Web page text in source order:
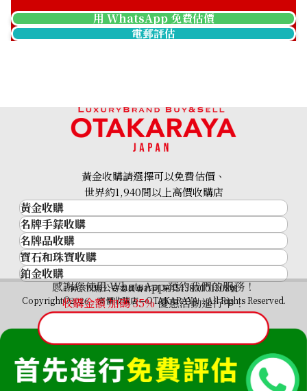
用 WhatsApp 免費估價
電郵評估
感謝您使用 WhatsApp 預約我們的服務！
收購金額 加碼35%優惠活動進行中！
黃金收購請選擇可以免費估價、
世界約1,940間以上高價收購店
黃金收購
黃金･金條
金條
金幣及銀幣
過去十年黃金價格
金飾
金戒指
金頸鍊
名牌手錶收購
名牌手錶收購
勞力士 (Rolex)
Patek Philippe
Audemars Piguet
Vacheron Constantin
A. Lange & Söhne
Breguet
名牌品收購
名牌品收購
HERMES
LOUIS VUITTON
CHANEL
卡地亞（Cartier）
CELINE
FENDI
Christian Dior
寶石和珠寶收購
寶石和珠寶
祖母綠
藍寶石
紅寶石
鉑金收購
神奈川縣公安委員會許可 第451380001308號
Copyright©2026 高價收購店—OTAKARAYA All Rights Reserved.